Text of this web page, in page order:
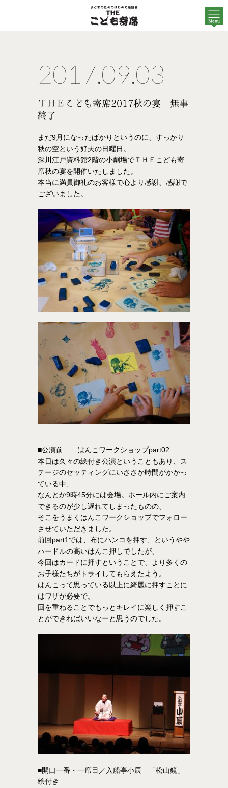
2017.09.03
ＴＨＥこども寄席2017秋の宴 無事
終了
まだ9月になったばかりというのに、すっかり
秋の空という好天の日曜日。
深川江戸資料館2階の小劇場でＴＨＥこども寄
席秋の宴を開催いたしました。
本当に満員御礼のお客様で心より感謝、感謝で
ございました。
■公演前……はんこワークショップpart02
本日は久々の絵付き公演ということもあり、ス
テージのセッティングにいささか時間がかかっ
ている中、
なんとか9時45分には会場。ホール内にご案内
できるのが少し遅れてしまったものの、
そこをうまくはんこワークショップでフォロー
させていただきました。
前回part1では、布にハンコを押す、というやや
ハードルの高いはんこ押しでしたが、
今回はカードに押すということで、より多くの
お子様たちがトライしてもらえたよう。
はんこって思っている以上に綺麗に押すことに
はワザが必要で。
回を重ねることでもっとキレイに楽しく押すこ
とができればいいなーと思うのでした。
■開口一番・一席目／入船亭小辰 「松山鏡」
絵付き